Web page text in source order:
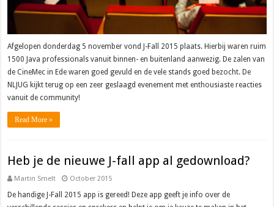
Afgelopen donderdag 5 november vond J-Fall 2015 plaats. Hierbij waren ruim
1500 Java professionals vanuit binnen- en buitenland aanwezig. De zalen van
de CineMec in Ede waren goed gevuld en de vele stands goed bezocht. De
NLJUG kijkt terug op een zeer geslaagd evenement met enthousiaste reacties
vanuit de community!
Read More »
Heb je de nieuwe J-fall app al gedownload?
Martin Smelt October 2015
De handige J-Fall 2015 app is gereed! Deze app geeft je info over de